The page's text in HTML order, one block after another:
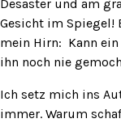
Desaster und am
Gesicht im Spiegel!
mein Hirn: Kann
ihn noch nie
Ich setz mich ins
immer. Warum